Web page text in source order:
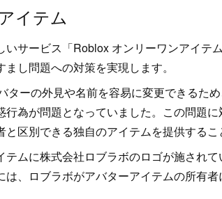
イテム
サービス「Roblox オンリーワンアイテ
し問題への対策を実現します。
ターの外見や名前を容易に変更できるた
為が問題となっていました。この問題
区別できる独自のアイテムを提供するこ
テムに株式会社ロブラボのロゴが施され
は、ロブラボがアバターアイテムの所有